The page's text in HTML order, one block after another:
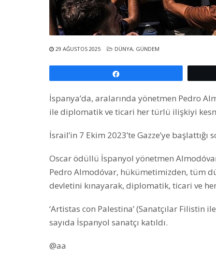
29 AĞUSTOS 2025 DÜNYA, GÜNDEM
İspanya’da, aralarında yönetmen Pedro
ile diplomatik ve ticari her türlü ilişkiyi
İsrail’in 7 Ekim 2023’te Gazze’ye
Oscar ödüllü İspanyol yönetmen
Pedro Almodóvar, hükümetimizden, tüm
devletini kınayarak, diplomatik, ticari ve
‘Artistas con Palestina’ (Sanatçılar
sayıda İspanyol sanatçı katıldı.
@aa